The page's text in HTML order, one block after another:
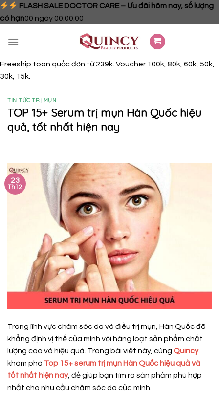
FLASH SALE DOCTOR CARE – Ưu đãi hôm nay, số lượng
có hạn00 ngày 00:00:00
Freeship toàn quốc đơn từ 239k. Voucher 100k, 80k, 60k, 50k,
30k, 15k.
TIN TỨC TRỊ MỤN
TOP 15+ Serum trị mụn Hàn Quốc hiệu
quả, tốt nhất hiện nay
23
Th12
Trong lĩnh vực chăm sóc da và điều trị mụn, Hàn Quốc đã
khẳng định vị thế của mình với hàng loạt sản phẩm chất
lượng cao và hiệu quả. Trong bài viết này, cùng Quincy
khám phá Top 15+ serum trị mụn Hàn Quốc hiệu quả và
tốt nhất hiện nay, để giúp bạn tìm ra sản phẩm phù hợp
nhất cho nhu cầu chăm sóc da của mình.